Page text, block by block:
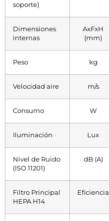
soporte)
Dimensiones
internas
AxFxH
(mm)
Peso kg
Velocidad aire m/s
Consumo W
Iluminación Lux
Nivel de Ruido
(ISO 11201)
dB (A)
Filtro Principal
HEPA H14
Eficiencia